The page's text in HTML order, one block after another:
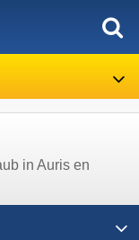
in Auris en